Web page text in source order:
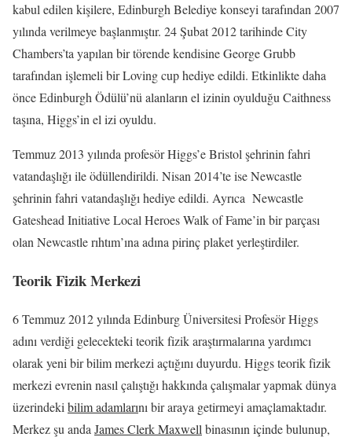
kabul edilen kişilere, Edinburgh Belediye konseyi tarafından 2007
yılında verilmeye başlanmıştır. 24 Şubat 2012 tarihinde City
Chambers’ta yapılan bir törende kendisine George Grubb
tarafından işlemeli bir Loving cup hediye edildi. Etkinlikte daha
önce Edinburgh Ödülü’nü alanların el izinin oyulduğu Caithness
taşına, Higgs’in el izi oyuldu.
Temmuz 2013 yılında profesör Higgs’e Bristol şehrinin fahri
vatandaşlığı ile ödüllendirildi. Nisan 2014’te ise Newcastle
şehrinin fahri vatandaşlığı hediye edildi. Ayrıca Newcastle
Gateshead Initiative Local Heroes Walk of Fame’in bir parçası
olan Newcastle rıhtım’ına adına pirinç plaket yerleştirdiler.
Teorik Fizik Merkezi
6 Temmuz 2012 yılında Edinburg Üniversitesi Profesör Higgs
adını verdiği gelecekteki teorik fizik araştırmalarına yardımcı
olarak yeni bir bilim merkezi açtığını duyurdu. Higgs teorik fizik
merkezi evrenin nasıl çalıştığı hakkında çalışmalar yapmak dünya
üzerindeki bilim adamlarını bir araya getirmeyi amaçlamaktadır.
Merkez şu anda James Clerk Maxwell binasının içinde bulunup,